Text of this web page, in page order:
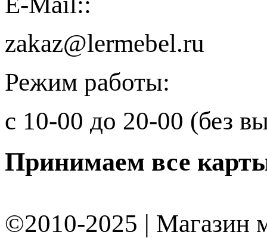
zakaz@lermebel.ru
Режим работы:
с 10-00 до 20-00 (без
Принимаем все
©2010-2025 |